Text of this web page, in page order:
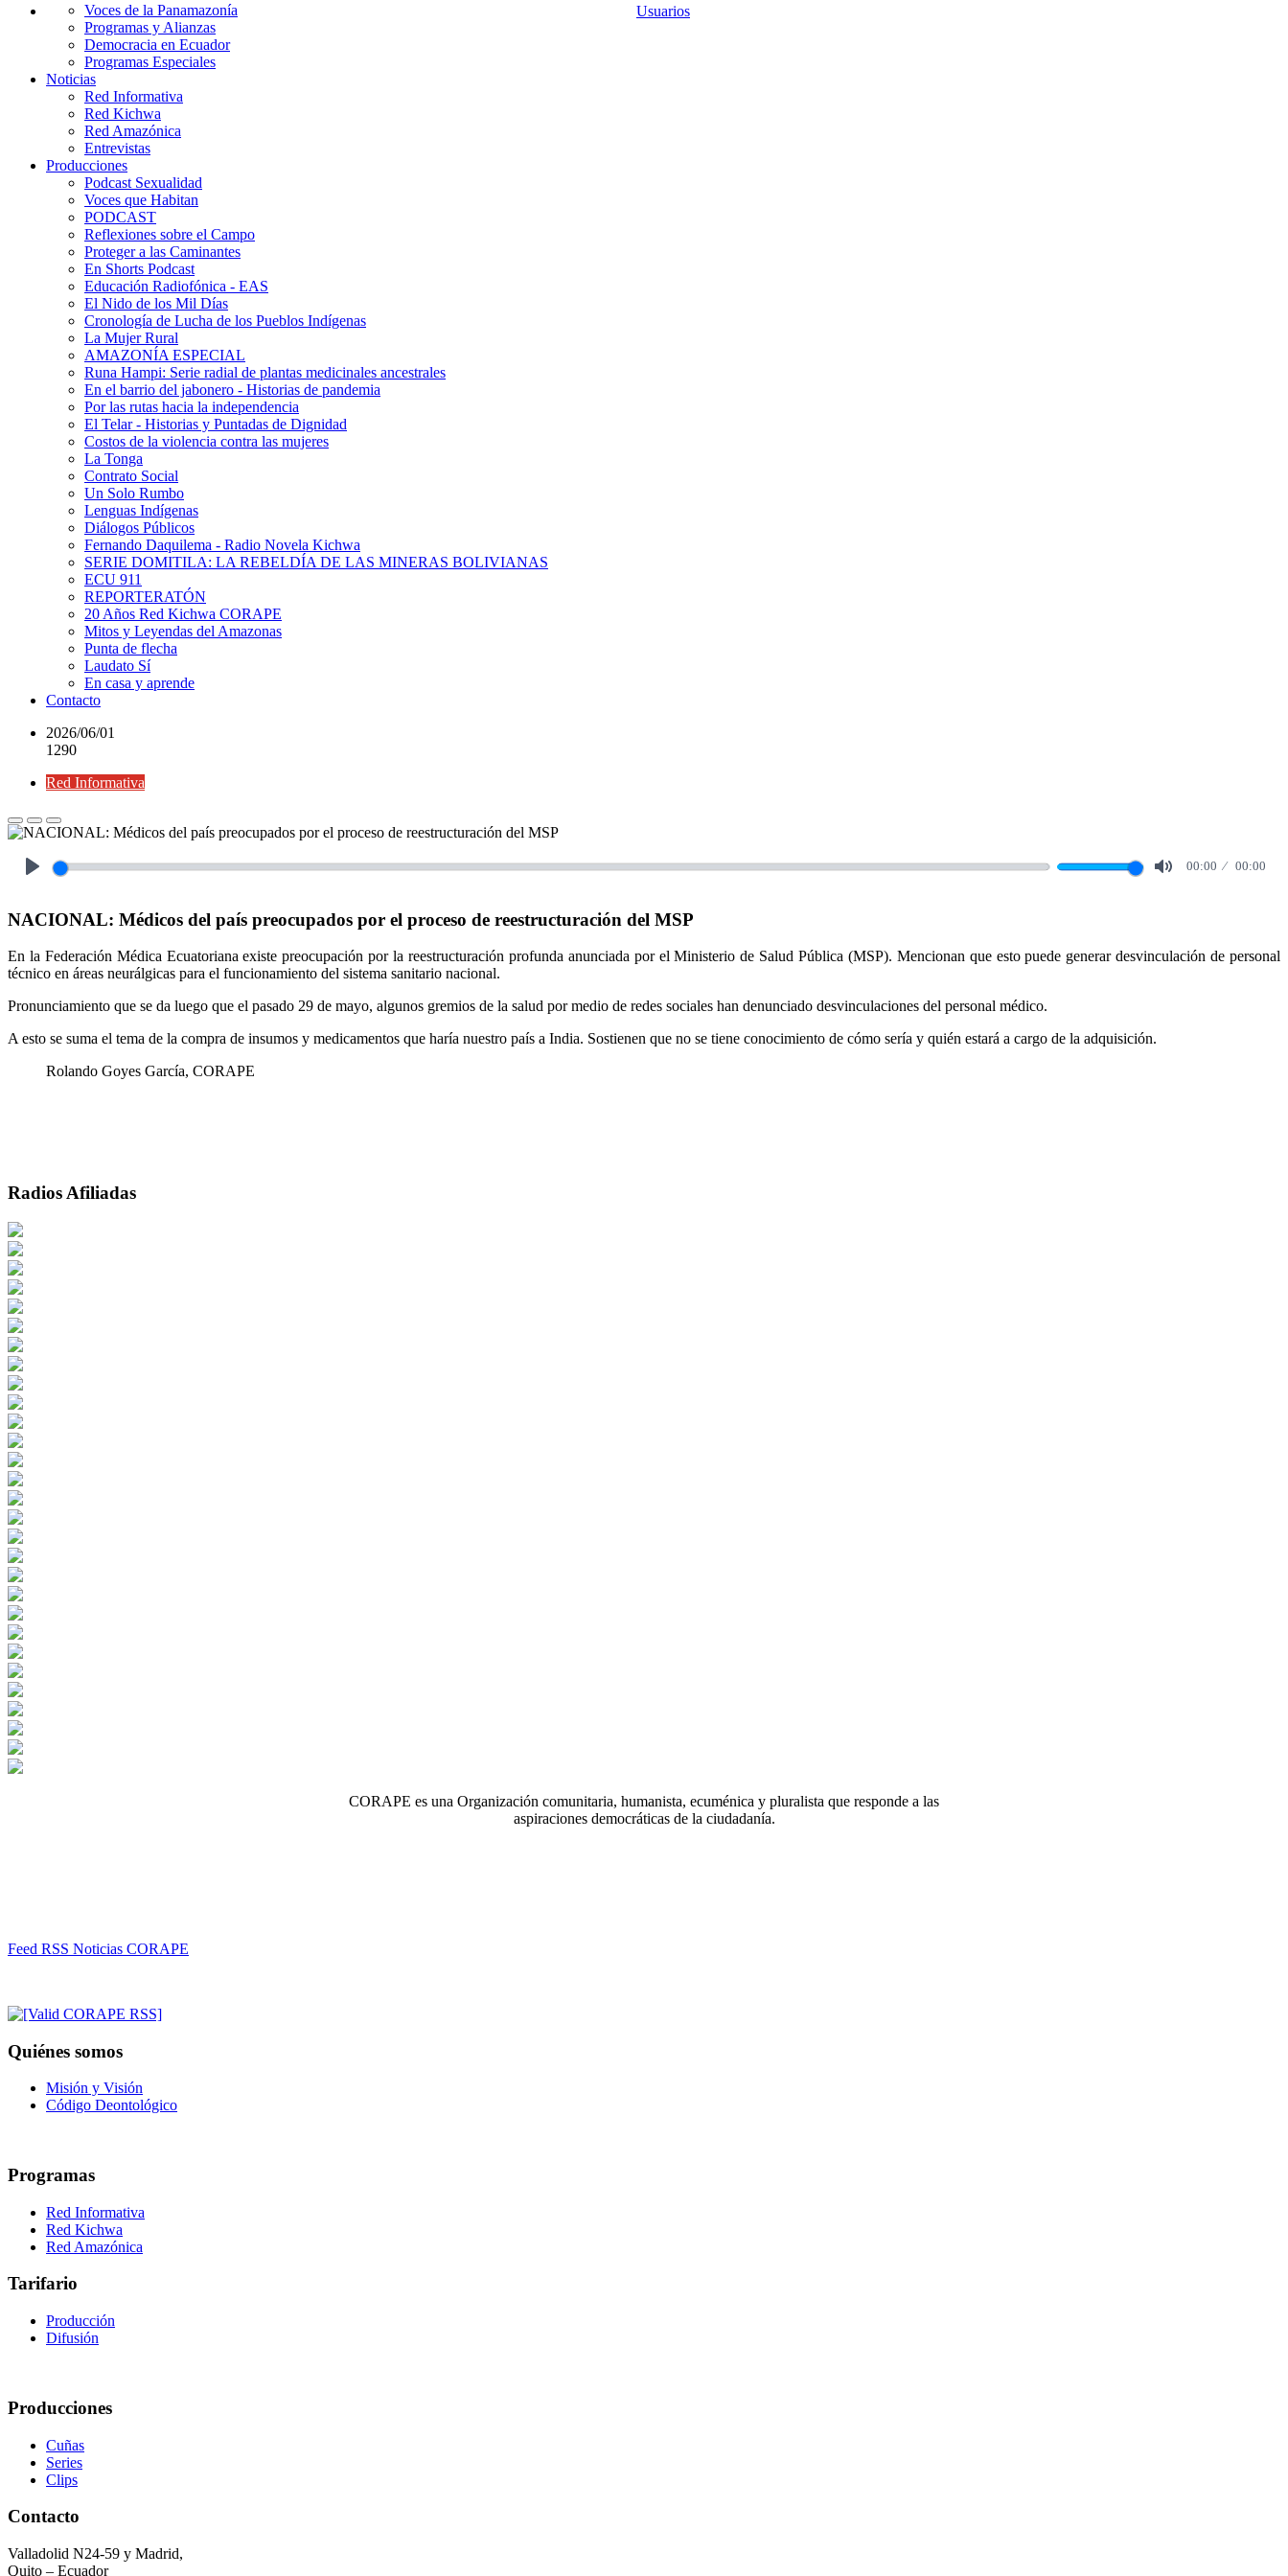
Usuarios
Voces de la Panamazonía
Programas y Alianzas
Democracia en Ecuador
Programas Especiales
Noticias
Red Informativa
Red Kichwa
Red Amazónica
Entrevistas
Producciones
Podcast Sexualidad
Voces que Habitan
PODCAST
Reflexiones sobre el Campo
Proteger a las Caminantes
En Shorts Podcast
Educación Radiofónica - EAS
El Nido de los Mil Días
Cronología de Lucha de los Pueblos Indígenas
La Mujer Rural
AMAZONÍA ESPECIAL
Runa Hampi: Serie radial de plantas medicinales ancestrales
En el barrio del jabonero - Historias de pandemia
Por las rutas hacia la independencia
El Telar - Historias y Puntadas de Dignidad
Costos de la violencia contra las mujeres
La Tonga
Contrato Social
Un Solo Rumbo
Lenguas Indígenas
Diálogos Públicos
Fernando Daquilema - Radio Novela Kichwa
SERIE DOMITILA: LA REBELDÍA DE LAS MINERAS BOLIVIANAS
ECU 911
REPORTERATÓN
20 Años Red Kichwa CORAPE
Mitos y Leyendas del Amazonas
Punta de flecha
Laudato Sí
En casa y aprende
Contacto
2026/06/01
1290
Red Informativa
00:00 00:00
NACIONAL: Médicos del país preocupados por el proceso de reestructuración del MSP
En la Federación Médica Ecuatoriana existe preocupación por la reestructuración profunda anunciada por el Ministerio de Salud Pública (MSP). Mencionan que esto puede generar desvinculación de personal
técnico en áreas neurálgicas para el funcionamiento del sistema sanitario nacional.
Pronunciamiento que se da luego que el pasado 29 de mayo, algunos gremios de la salud por medio de redes sociales han denunciado desvinculaciones del personal médico.
A esto se suma el tema de la compra de insumos y medicamentos que haría nuestro país a India. Sostienen que no se tiene conocimiento de cómo sería y quién estará a cargo de la adquisición.
Rolando Goyes García, CORAPE
Radios Afiliadas
CORAPE es una Organización comunitaria, humanista, ecuménica y pluralista que responde a las
aspiraciones democráticas de la ciudadanía.
Feed RSS Noticias CORAPE
Quiénes somos
Misión y Visión
Código Deontológico
Programas
Red Informativa
Red Kichwa
Red Amazónica
Tarifario
Producción
Difusión
Producciones
Cuñas
Series
Clips
Contacto
Valladolid N24-59 y Madrid,
Quito – Ecuador